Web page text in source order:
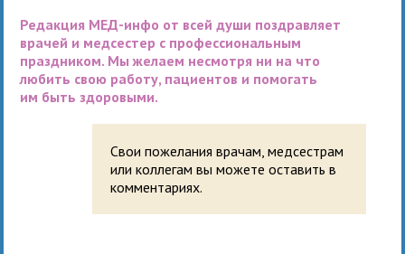
Редакция МЕД-инфо от всей души поздравляет
врачей и медсестер с профессиональным
праздником. Мы желаем несмотря ни на что
любить свою работу, пациентов и помогать
им быть здоровыми.
Свои пожелания врачам, медсестрам
или коллегам вы можете оставить в
комментариях.